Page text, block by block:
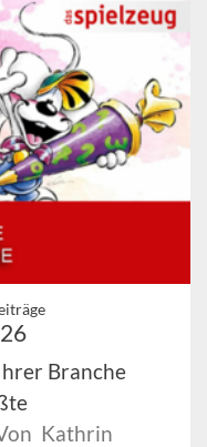
Branche
Kathrin